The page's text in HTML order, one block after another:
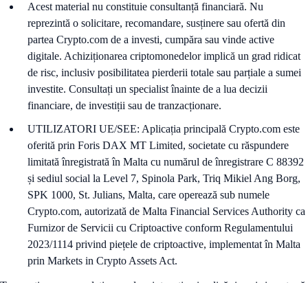
Acest material nu constituie consultanță financiară. Nu
reprezintă o solicitare, recomandare, susținere sau ofertă din
partea Crypto.com de a investi, cumpăra sau vinde active
digitale. Achiziționarea criptomonedelor implică un grad ridicat
de risc, inclusiv posibilitatea pierderii totale sau parțiale a sumei
investite. Consultați un specialist înainte de a lua decizii
financiare, de investiții sau de tranzacționare.
UTILIZATORI UE/SEE: Aplicația principală Crypto.com este
oferită prin Foris DAX MT Limited, societate cu răspundere
limitată înregistrată în Malta cu numărul de înregistrare C 88392
și sediul social la Level 7, Spinola Park, Triq Mikiel Ang Borg,
SPK 1000, St. Julians, Malta, care operează sub numele
Crypto.com, autorizată de Malta Financial Services Authority ca
Furnizor de Servicii cu Criptoactive conform Regulamentului
2023/1114 privind piețele de criptoactive, implementat în Malta
prin Markets in Crypto Assets Act.